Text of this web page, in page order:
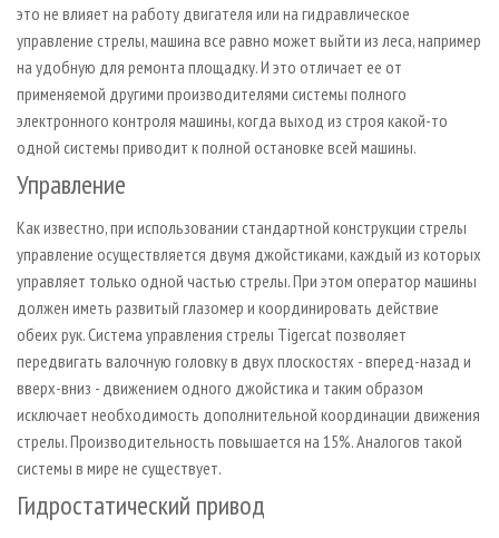
это не влияет на работу двигателя или на гидравлическое
управление стрелы, машина все равно может выйти из леса, например
на удобную для ремонта площадку. И это отличает ее от
применяемой другими производителями системы полного
электронного контроля машины, когда выход из строя какой-то
одной системы приводит к полной остановке всей машины.
Управление
Как известно, при использовании стандартной конструкции стрелы
управление осуществляется двумя джойстиками, каждый из которых
управляет только одной частью стрелы. При этом оператор машины
должен иметь развитый глазомер и координировать действие
обеих рук. Система управления стрелы Tigercat позволяет
передвигать валочную головку в двух плоскостях - вперед-назад и
вверх-вниз - движением одного джойстика и таким образом
исключает необходимость дополнительной координации движения
стрелы. Производительность повышается на 15%. Аналогов такой
системы в мире не существует.
Гидростатический привод